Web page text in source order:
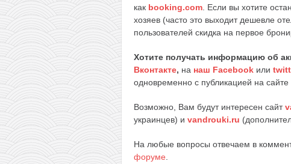
как booking.com . Если вы хотите
хозяев (часто это выходит дешевле
пользователей скидка на первое
Хотите получать информацию об
Вконтакте, на наш Facebook или
одновременно с публикацией на сайте
Возможно, Вам будут интересен сайт
украинцев) и vandrouki.ru
На любые вопросы отвечаем в
форуме